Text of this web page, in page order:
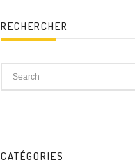
RECHERCHER
CATÉGORIES